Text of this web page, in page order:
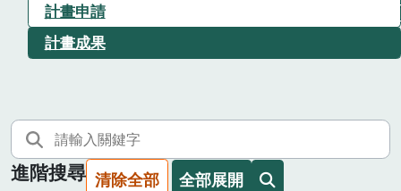
計畫申請
計畫成果
進階搜尋 清除全部 全部展開